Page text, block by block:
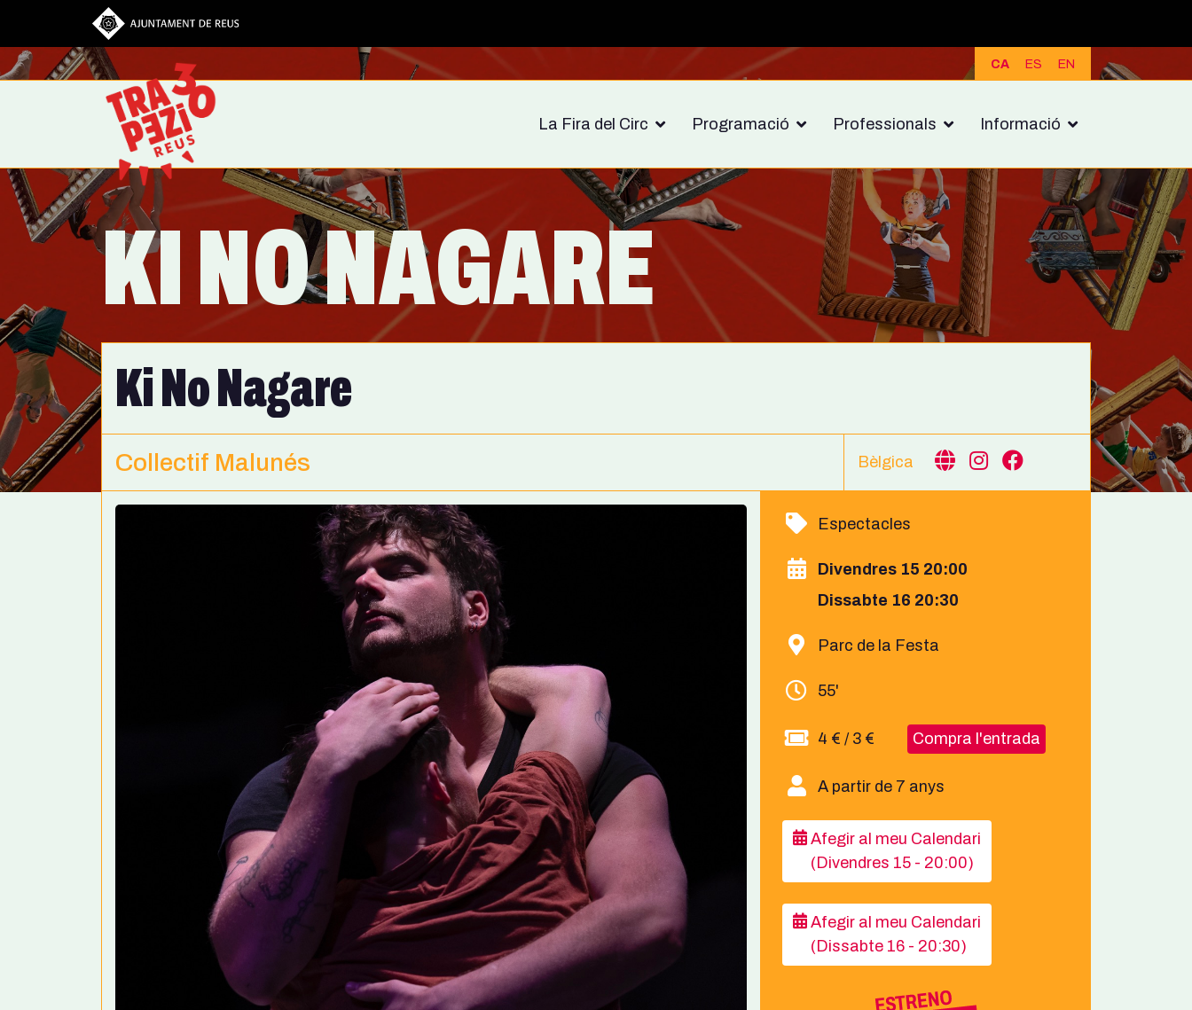
Vés al contingut
CA ES EN
La Fira del Circ Programació Professionals Informació
KI NO NAGARE
Ki No Nagare
Collectif Malunés Bèlgica
Espectacles
Divendres 15 20:00
Dissabte 16 20:30
Parc de la Festa
55'
4 € / 3 € Compra l'entrada
A partir de 7 anys
Afegir al meu Calendari
(Divendres 15 - 20:00)
Afegir al meu Calendari
(Dissabte 16 - 20:30)